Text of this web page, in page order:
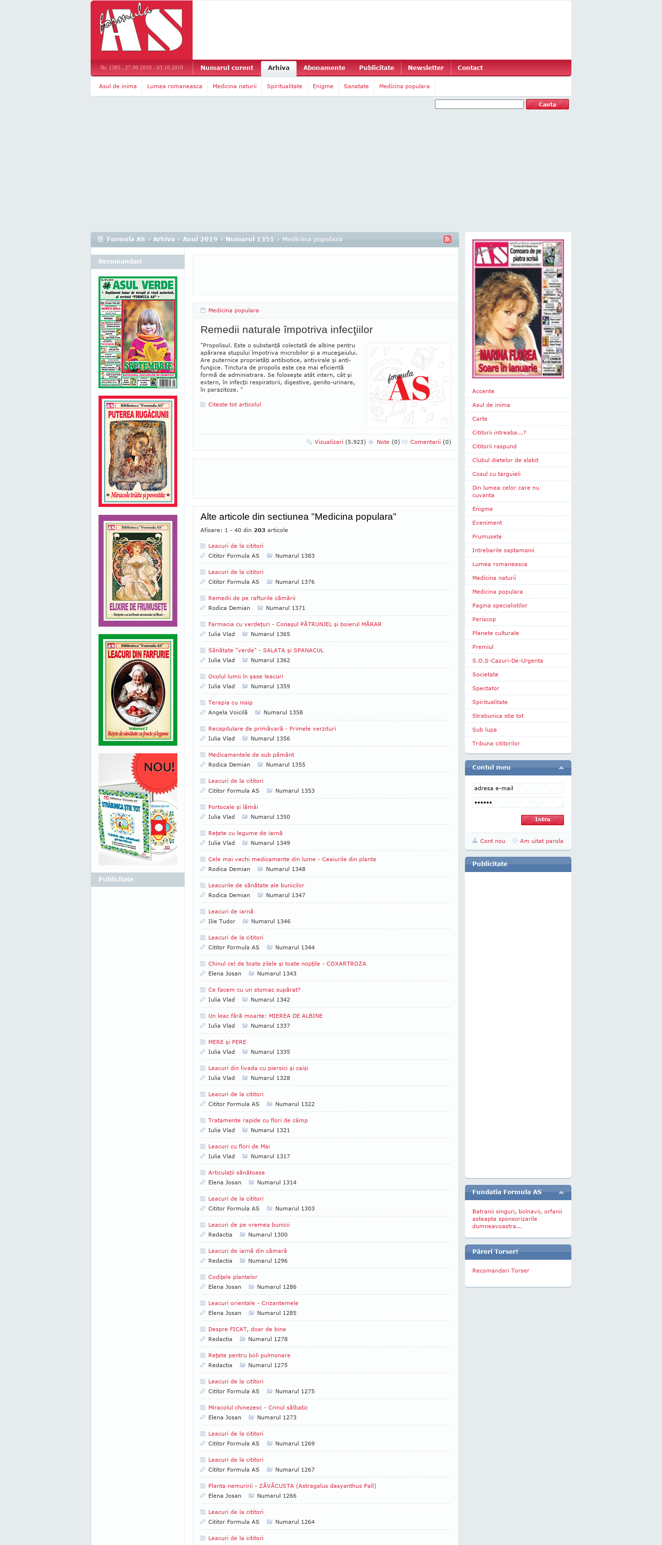
Nr. 1385 , 27.09.2019 - 03.10.2019 Numarul curent Arhiva Abonamente Publicitate Newsletter Contact
Asul de inima Lumea romaneasca Medicina naturii Spiritualitate Enigme Sanatate Medicina populara
Formula AS › Arhiva › Anul 2019 › Numarul 1351 › Medicina populara
Medicina populara
Remedii naturale împotriva infecţiilor
"Propolisul. Este o substanţă colectată de al­bine pentru
apă­rarea stupului împo­tri­va microbilor şi a muce­ga­iului.
Are puternice proprietăţi antibiotice, antivi­rale şi an­ti­
fungice. Tinctura de propolis este cea mai eficientă
formă de administrare. Se foloseşte atât intern, cât şi
extern, în infecţii res­pi­ratorii, di­ges­tive, ge­ni­to-urinare,
în pa­razi­to­ze. "
Citeste tot articolul
Vizualizari (5.923) Note (0) Comentarii (0)
Alte articole din sectiunea "Medicina populara"
Afisare: 1 - 40 din 203 articole
Leacuri de la cititori
Cititor Formula AS
Numarul 1383
Leacuri de la cititori
Cititor Formula AS
Numarul 1376
Remedii de pe rafturile cămării
Rodica Demian
Numarul 1371
Farmacia cu verdeţuri - Conaşul PĂTRUNJEL şi boierul MĂRAR
Iulia Vlad
Numarul 1365
Sănătate "verde" - SALATA şi SPANACUL
Iulia Vlad
Numarul 1362
Ocolul lumii în şase leacuri
Iulia Vlad
Numarul 1359
Terapia cu nisip
Angela Voicilă
Numarul 1358
Recapitulare de primăvară - Primele verzituri
Iulia Vlad
Numarul 1356
Medicamentele de sub pământ
Rodica Demian
Numarul 1355
Leacuri de la cititori
Cititor Formula AS
Numarul 1353
Portocale şi lămâi
Iulia Vlad
Numarul 1350
Reţete cu legume de iarnă
Iulia Vlad
Numarul 1349
Cele mai vechi medicamente din lume - Ceaiurile din plante
Rodica Demian
Numarul 1348
Leacurile de sănătate ale bunicilor
Rodica Demian
Numarul 1347
Leacuri de iarnă
Ilie Tudor
Numarul 1346
Leacuri de la cititori
Cititor Formula AS
Numarul 1344
Chinul cel de toate zilele şi toate nopţile - COXARTROZA
Elena Josan
Numarul 1343
Ce facem cu un stomac supărat?
Iulia Vlad
Numarul 1342
Un leac fără moarte: MIEREA DE ALBINE
Iulia Vlad
Numarul 1337
MERE şi PERE
Iulia Vlad
Numarul 1335
Leacuri din livada cu piersici şi caişi
Iulia Vlad
Numarul 1328
Leacuri de la cititori
Cititor Formula AS
Numarul 1322
Tratamente rapide cu flori de câmp
Iulia Vlad
Numarul 1321
Leacuri cu flori de Mai
Iulia Vlad
Numarul 1317
Articulaţii sănătoase
Elena Josan
Numarul 1314
Leacuri de la cititori
Cititor Formula AS
Numarul 1303
Leacuri de pe vremea bunicii
Redactia
Numarul 1300
Leacuri de iarnă din cămară
Redactia
Numarul 1296
Codiţele plantelor
Elena Josan
Numarul 1286
Leacuri orientale - Crizantemele
Elena Josan
Numarul 1285
Despre FICAT, doar de bine
Redactia
Numarul 1278
Reţete pentru boli pulmonare
Redactia
Numarul 1275
Leacuri de la cititori
Cititor Formula AS
Numarul 1275
Miracolul chinezesc - Crinul sălbatic
Elena Josan
Numarul 1273
Leacuri de la cititori
Cititor Formula AS
Numarul 1269
Leacuri de la cititori
Cititor Formula AS
Numarul 1267
Planta nemuririi - ZĂVĂCUSTA (Astragalus dasyanthus Pall)
Elena Josan
Numarul 1266
Leacuri de la cititori
Cititor Formula AS
Numarul 1264
Leacuri de la cititori
Recomandari
Publicitate
Accente
Asul de inima
Carte
Cititorii intreaba...?
Cititorii raspund
Clubul dietelor de slabit
Cosul cu targuieli
Din lumea celor care nu
cuvanta
Enigme
Eveniment
Frumusete
Intrebarile saptamanii
Lumea romaneasca
Medicina naturii
Medicina populara
Pagina specialistilor
Periscop
Planete culturale
Premiul
S.O.S-Cazuri-De-Urgenta
Societate
Spectator
Spiritualitate
Strabunica stie tot
Sub lupa
Tribuna cititorilor
Contul meu
Cont nou Am uitat parola
Publicitate
Fundatia Formula AS
Batranii singuri, bolnavii, orfanii
asteapta sponsorizarile
dumneavoastra...
Păreri Torser!
Recomandari Torser